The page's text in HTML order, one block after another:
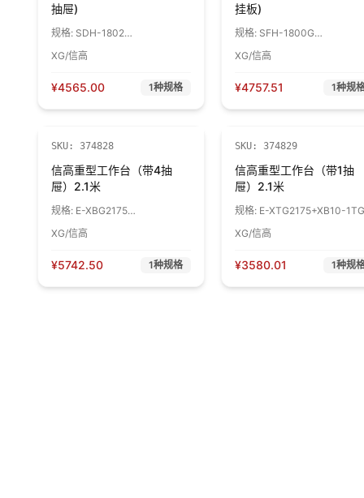
抽屉)
规格: SDH-1802
面/RAL6011 1台
XG/信高
¥4565.00 1种规格
挂板)
规格: SFH-1800G
面/RAL6011 1台
XG/信高
¥4757.51 1种规
SKU: 374828
信高重型工作台（带4抽
屉）2.1米
规格: E-XBG2175
面/RAL5015/RAL7035 1台
XG/信高
¥5742.50 1种规格
SKU: 374829
信高重型工作台（带1抽
屉）2.1米
规格: E-XTG2175+XB10-1TG
面/RAL5015/RAL7035 1台
XG/信高
¥3580.01 1种规